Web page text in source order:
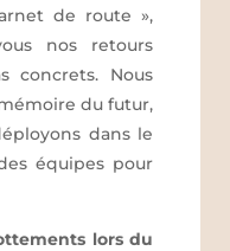
de route »,
nos retours
concrets. Nous
du futur,
dans le
équipes pour
lors du